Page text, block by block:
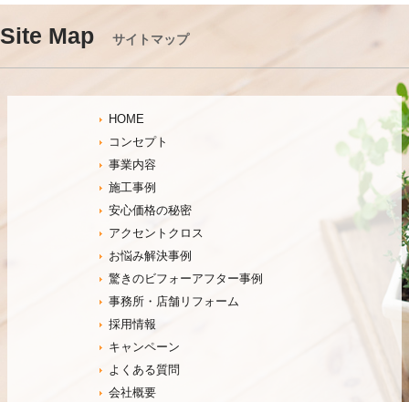
Site Map サイトマップ
HOME
コンセプト
事業内容
施工事例
安心価格の秘密
アクセントクロス
お悩み解決事例
驚きのビフォーアフター事例
事務所・店舗リフォーム
採用情報
キャンペーン
よくある質問
会社概要